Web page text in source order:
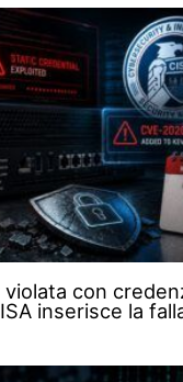
violata con
inserisce la